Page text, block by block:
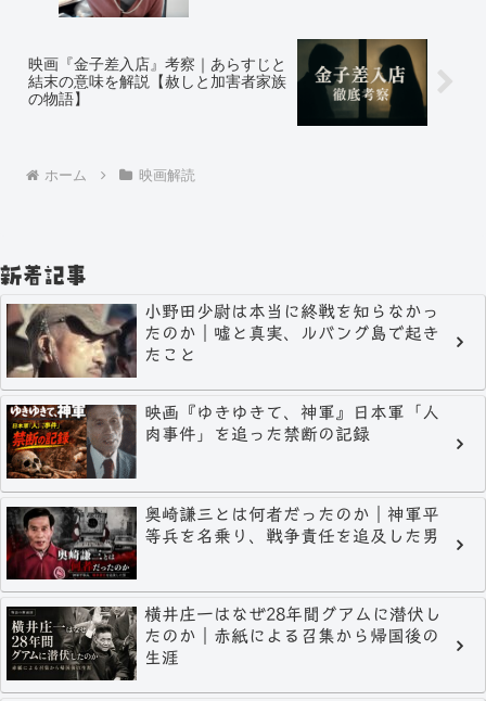
映画『金子差入店』考察｜あらすじと
結末の意味を解説【赦しと加害者家族
の物語】
ホーム 映画解読
新着記事
小野田少尉は本当に終戦を知らなかっ
たのか｜嘘と真実、ルバング島で起き
たこと
映画『ゆきゆきて、神軍』日本軍「人
肉事件」を追った禁断の記録
奥崎謙三とは何者だったのか｜神軍平
等兵を名乗り、戦争責任を追及した男
横井庄一はなぜ28年間グアムに潜伏し
たのか｜赤紙による召集から帰国後の
生涯